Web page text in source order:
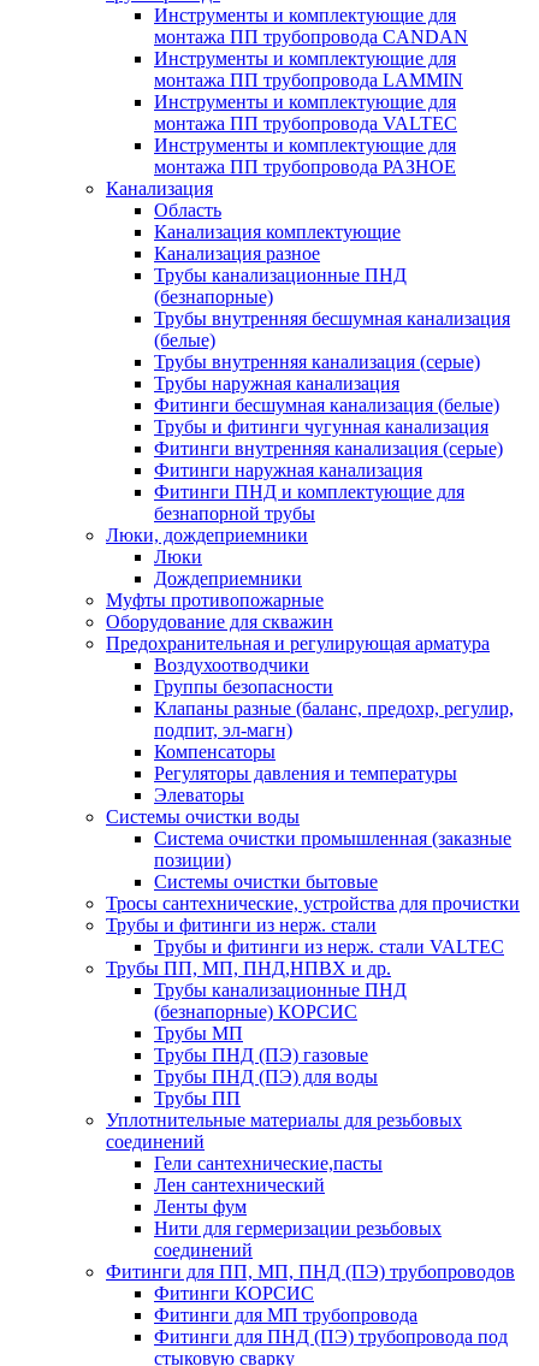
Инструменты и комплектующие для
монтажа ПП трубопровода CANDAN
Инструменты и комплектующие для
монтажа ПП трубопровода LAMMIN
Инструменты и комплектующие для
монтажа ПП трубопровода VALTEC
Инструменты и комплектующие для
монтажа ПП трубопровода РАЗНОЕ
Канализация
Область
Канализация комплектующие
Канализация разное
Трубы канализационные ПНД
(безнапорные)
Трубы внутренняя бесшумная канализация
(белые)
Трубы внутренняя канализация (серые)
Трубы наружная канализация
Фитинги бесшумная канализация (белые)
Трубы и фитинги чугунная канализация
Фитинги внутренняя канализация (серые)
Фитинги наружная канализация
Фитинги ПНД и комплектующие для
безнапорной трубы
Люки, дождеприемники
Люки
Дождеприемники
Муфты противопожарные
Оборудование для скважин
Предохранительная и регулирующая арматура
Воздухоотводчики
Группы безопасности
Клапаны разные (баланс, предохр, регулир,
подпит, эл-магн)
Компенсаторы
Регуляторы давления и температуры
Элеваторы
Системы очистки воды
Система очистки промышленная (заказные
позиции)
Системы очистки бытовые
Тросы сантехнические, устройства для прочистки
Трубы и фитинги из нерж. стали
Трубы и фитинги из нерж. стали VALTEC
Трубы ПП, МП, ПНД,НПВХ и др.
Трубы канализационные ПНД
(безнапорные) КОРСИС
Трубы МП
Трубы ПНД (ПЭ) газовые
Трубы ПНД (ПЭ) для воды
Трубы ПП
Уплотнительные материалы для резьбовых
соединений
Гели сантехнические,пасты
Лен сантехнический
Ленты фум
Нити для гермеризации резьбовых
соединений
Фитинги для ПП, МП, ПНД (ПЭ) трубопроводов
Фитинги КОРСИС
Фитинги для МП трубопровода
Фитинги для ПНД (ПЭ) трубопровода под
стыковую сварку